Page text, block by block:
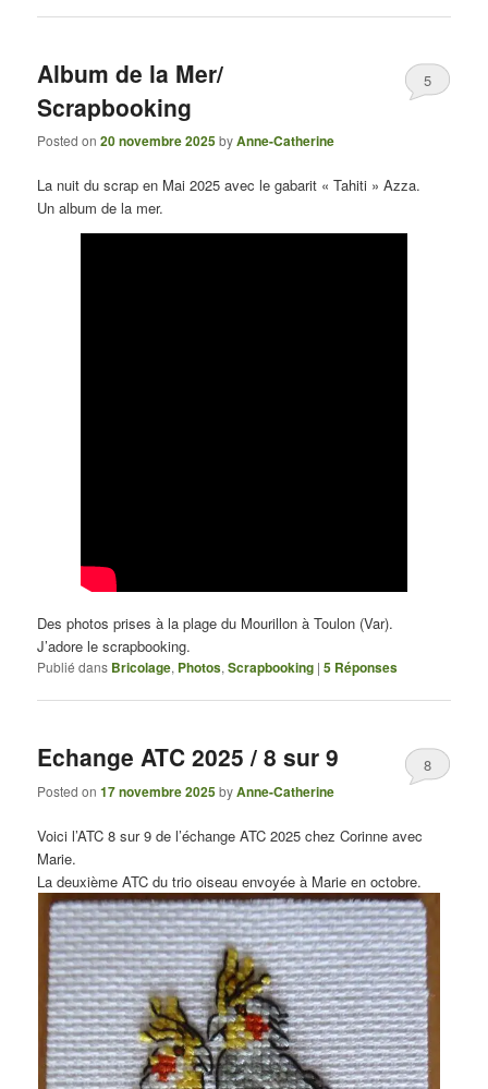
Album de la Mer/
Scrapbooking
Posted on20 novembre 2025byAnne-Catherine
5
La nuit du scrap en Mai 2025 avec le gabarit « Tahiti » Azza.
Un album de la mer.
Des photos prises à la plage du Mourillon à Toulon (Var).
J’adore le scrapbooking.
Publié dans Bricolage, Photos,Scrapbooking |5 Réponses
Echange ATC 2025 / 8 sur 9
Posted on17 novembre 2025byAnne-Catherine
8
Voici l’ATC 8 sur 9 de l’échange ATC 2025 chez Corinne avec
Marie.
La deuxième ATC du trio oiseau envoyée à Marie en octobre.